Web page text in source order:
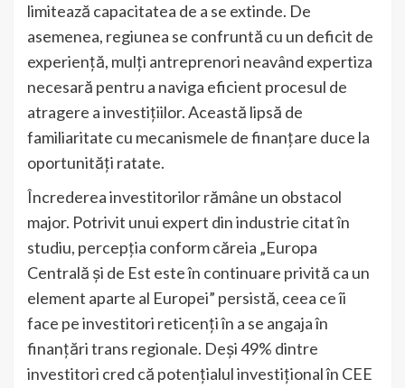
limitează capacitatea de a se extinde. De
asemenea, regiunea se confruntă cu un deficit de
experiență, mulți antreprenori neavând expertiza
necesară pentru a naviga eficient procesul de
atragere a investițiilor. Această lipsă de
familiaritate cu mecanismele de finanțare duce la
oportunități ratate.
Încrederea investitorilor rămâne un obstacol
major. Potrivit unui expert din industrie citat în
studiu, percepția conform căreia „Europa
Centrală și de Est este în continuare privită ca un
element aparte al Europei” persistă, ceea ce îi
face pe investitori reticenți în a se angaja în
finanțări trans regionale. Deși 49% dintre
investitori cred că potențialul investițional în CEE